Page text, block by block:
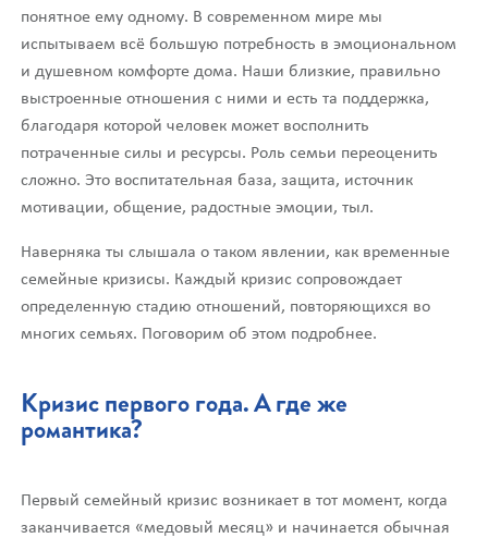
понятное ему одному. В современном мире мы
испытываем всё большую потребность в эмоциональном
и душевном комфорте дома. Наши близкие, правильно
выстроенные отношения с ними и есть та поддержка,
благодаря которой человек может восполнить
потраченные силы и ресурсы. Роль семьи переоценить
сложно. Это воспитательная база, защита, источник
мотивации, общение, радостные эмоции, тыл.
Наверняка ты слышала о таком явлении, как временные
семейные кризисы. Каждый кризис сопровождает
определенную стадию отношений, повторяющихся во
многих семьях. Поговорим об этом подробнее.
Кризис первого года. А где же
романтика?
Первый семейный кризис возникает в тот момент, когда
заканчивается «медовый месяц» и начинается обычная